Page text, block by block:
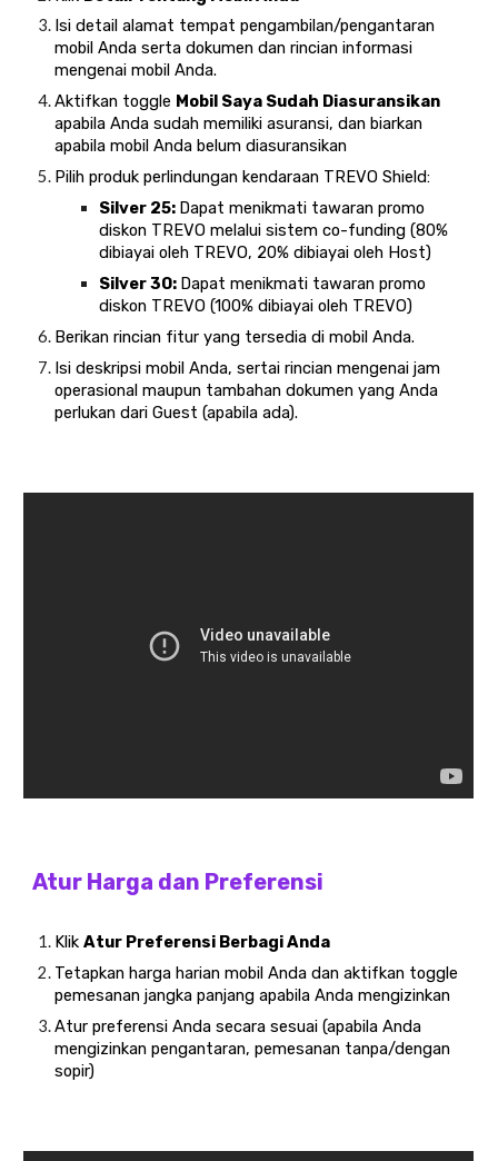
Isi detail alamat tempat pengambilan/pengantaran
mobil Anda serta dokumen dan rincian informasi
mengenai mobil Anda.
Aktifkan toggle Mobil Saya Sudah Diasuransikan
apabila Anda sudah memiliki asuransi, dan biarkan
apabila mobil Anda belum diasuransikan
Pilih produk perlindungan kendaraan TREVO Shield:
Silver 25: Dapat menikmati tawaran promo
diskon TREVO melalui sistem co-funding (80%
dibiayai oleh TREVO, 20% dibiayai oleh Host)
Silver 30: Dapat menikmati tawaran promo
diskon TREVO (100% dibiayai oleh TREVO)
Berikan rincian fitur yang tersedia di mobil Anda.
Isi deskripsi mobil Anda, sertai rincian mengenai jam
operasional maupun tambahan dokumen yang Anda
perlukan dari Guest (apabila ada).
Atur Harga dan Preferensi
KlikAtur Preferensi Berbagi Anda
Tetapkan harga harian mobil Anda dan aktifkan toggle
pemesanan jangka panjang apabila Anda mengizinkan
Atur preferensi Anda secara sesuai (apabila Anda
mengizinkan pengantaran, pemesanan tanpa/dengan
sopir)